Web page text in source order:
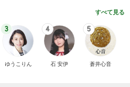
すべて見る
3
ゆうこりん
4
石 安伊
5
蒼井心音